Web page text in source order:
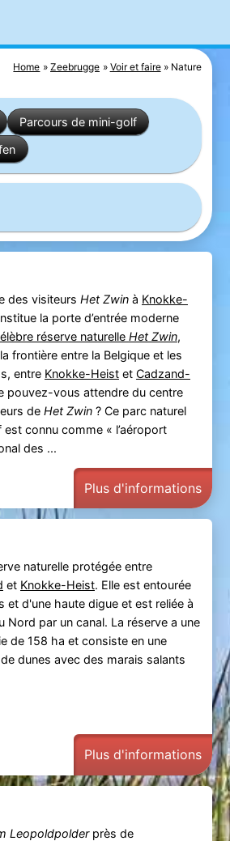
Home Zeebrugge Voir et faire Nature
Parcours de mini-golf
des visiteurs Het Zwinà Knokke-
la porte d’entrée moderne
réserve naturelle Het Zwin,
frontière entre la Belgique et les
entre Knokke-Heistet Cadzand-
pouvez-vous attendre du centre
de Het Zwin? Ce parc naturel
est connu comme « l’aéroport
des ...
Plus d'informations
naturelle protégée entre
et Knokke-Heist. Elle est entourée
et d'une haute digue et est reliée à
Nord par un canal. La réserve a une
de 158 ha et consiste en une
dunes avec des marais salants
Plus d'informations
Leopoldpolderprès de